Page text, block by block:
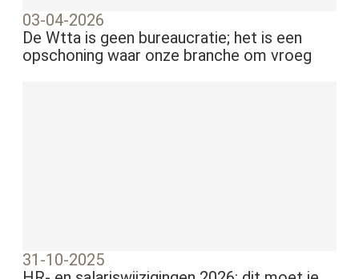
03-04-2026
De Wtta is geen bureaucratie; het is een
opschoning waar onze branche om vroeg
31-10-2025